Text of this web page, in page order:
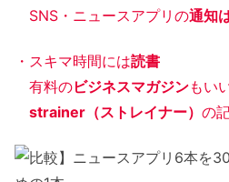
SNS・ニュースアプリの通知
・スキマ時間には読書
有料のビジネスマガジンもい
strainer（ストレイナー） の